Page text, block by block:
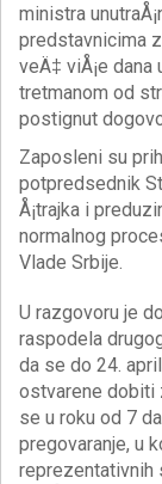
ministra
predstavnicima
veÄ‡ viÅ¡e dana
tretmanom od
postignut
Zaposleni su
potpredsednik
Å¡trajka i
normalnog
Vlade Srbije.
U razgovoru je
raspodela
da se do 24.
ostvarene dobiti
se u roku od 7
pregovaranje, u
reprezentativnih